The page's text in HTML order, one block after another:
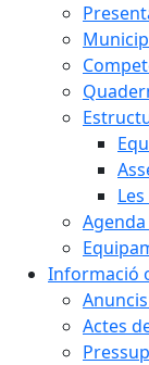
Informació
Actes